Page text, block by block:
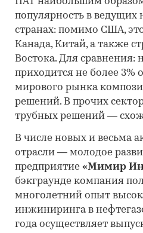
популярность в ведущих
странах: помимо США,
Канада, Китай, а также
Востока. Для сравнения:
приходится не более 3%
мирового рынка
решений. В прочих
трубных решений —
В числе новых и весьма
отрасли — молодое
предприятие «Мимир
бэкграунде компания
многолетний опыт
инжиниринга в
года осуществляет